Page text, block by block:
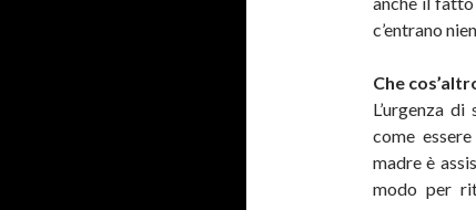
c’entrano
Che
L’urgenza
come
madre è
modo per